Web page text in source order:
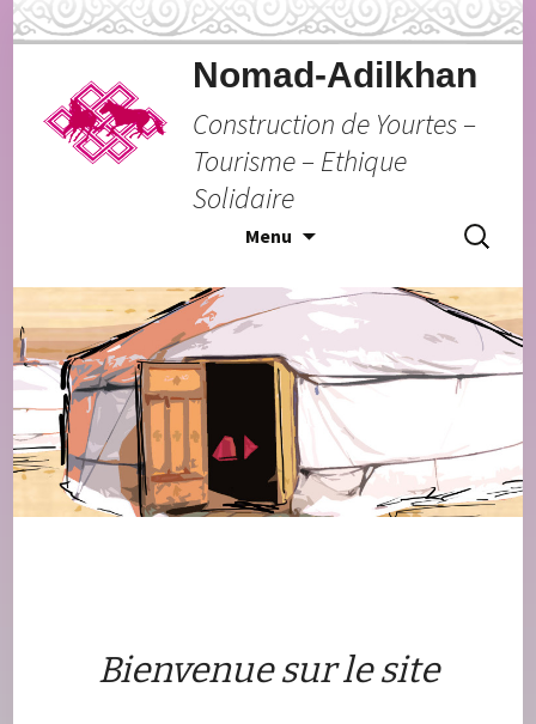
Nomad-Adilkhan
Construction de Yourtes –
Tourisme – Ethique
Solidaire
Menu
Bienvenue sur le site